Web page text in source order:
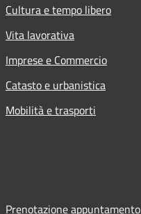
Cultura e tempo libero
Vita lavorativa
Imprese e Commercio
Catasto e urbanistica
Mobilità e trasporti
Prenotazione appuntamento